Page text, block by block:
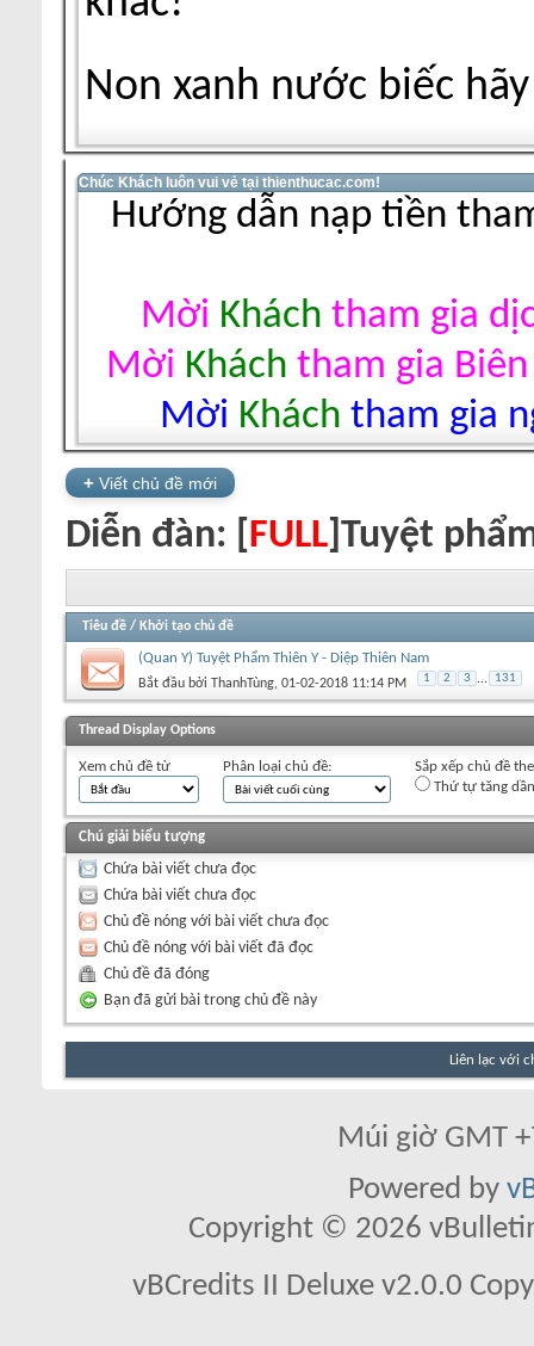
Non xanh nước biếc
Chúc Khách luôn vui vẻ tại thienthucac.com!
Hướng dẫn nạp tiền
Mời Khách tham gia
Mời Khách tham gia
Mời Khách tham gia
+ Viết chủ đề mới
Diễn đàn: [FULL]Tuyệt
Tiêu đề / Khởi tạo chủ đề
(Quan Y) Tuyệt Phẩm Thiên Y - Diệp Thiên Nam
Bắt đầu bởi ThanhTùng‎, 01-02-2018 11:14 PM 1 2 3 ... 131
+Viết chủ đề mới
Thread Display Options
Xem chủ đề từ Phân loại chủ đề:
Sắp xếp chủ đề
Thứ tự tăng dần
Chú giải biểu tượng
Chứa bài viết chưa đọc
Chứa bài viết chưa đọc
Chủ đề nóng với bài viết chưa đọc
Chủ đề nóng với bài viết đã đọc
Chủ đề đã đóng
Bạn đã gửi bài trong chủ đề này
Liên lạc với
Múi giờ GMT
Powered by
Copyright © 2026
vBCredits II Deluxe v2.0.0